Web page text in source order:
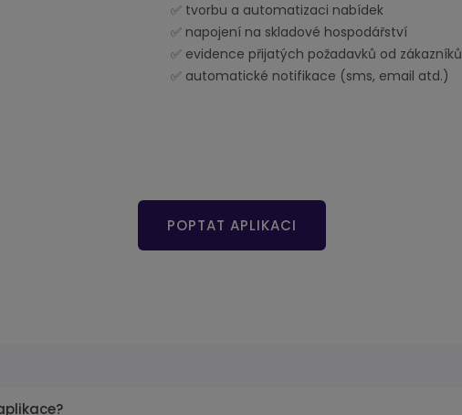
✅ tvorbu a automatizaci nabídek
✅ napojení na skladové hospodářství
✅ evidence přijatých požadavků od zákazníků
✅ automatické notifikace (sms, email atd.)
POPTAT APLIKACI